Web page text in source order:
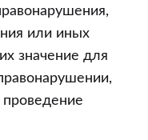
или иных
значение для
проведение